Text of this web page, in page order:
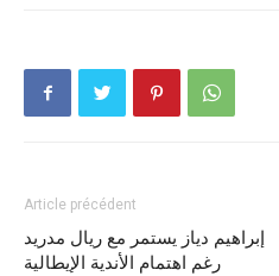
Article précédent
إبراهيم دياز يستمر مع ريال مدريد
رغم اهتمام الأندية الإيطالية